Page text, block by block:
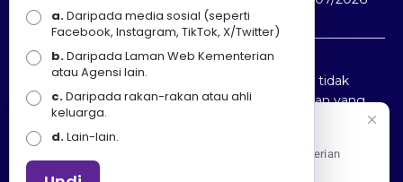
Penafian : Kerajaan Malaysia dan Kementerian
Pelancongan Seni dan Budaya (MOTAC) adalah tidak
bertanggungjawab atas kehilangan atau kerugian yang
disebabkan oleh penggunaan mana-mana maklumat
yang diperolehi dari portal ini.
a.Daripada media sosial (seperti
Facebook, Instagram, TikTok, X/Twitter)
b.Daripada Laman Web Kementerian
atau Agensi lain.
c.Daripada rakan-rakan atau ahli
keluarga.
d.Lain-lain.
Apa Khabar! Selamat datang ke Portal Rasmi Kementerian
Pelancongan, Seni dan Budaya